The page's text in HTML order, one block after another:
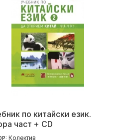
по китайски език.
част + CD
Колектив